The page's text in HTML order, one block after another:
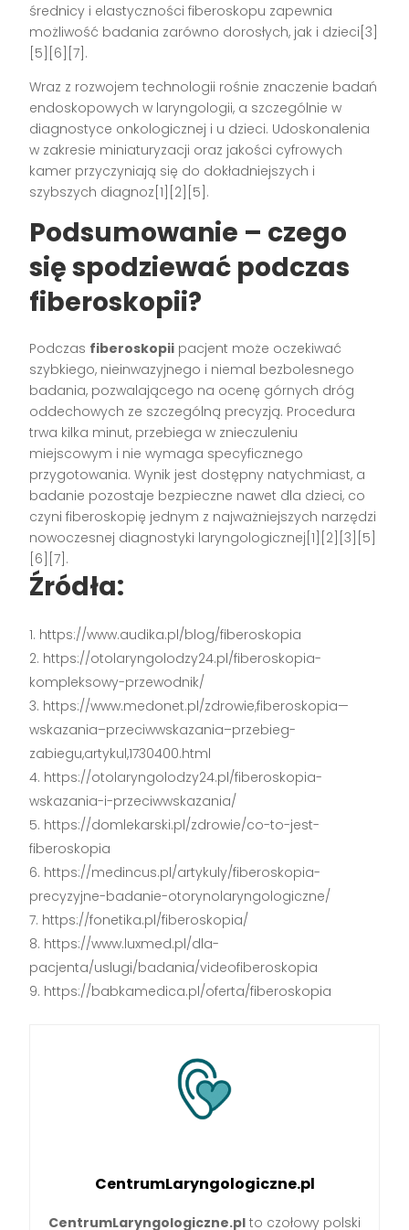
średnicy i elastyczności fiberoskopu zapewnia
możliwość badania zarówno dorosłych, jak i dzieci[3]
[5][6][7].
Wraz z rozwojem technologii rośnie znaczenie badań
endoskopowych w laryngologii, a szczególnie w
diagnostyce onkologicznej i u dzieci. Udoskonalenia
w zakresie miniaturyzacji oraz jakości cyfrowych
kamer przyczyniają się do dokładniejszych i
szybszych diagnoz[1][2][5].
Podsumowanie – czego
się spodziewać podczas
fiberoskopii?
Podczas fiberoskopii pacjent może oczekiwać
szybkiego, nieinwazyjnego i niemal bezbolesnego
badania, pozwalającego na ocenę górnych dróg
oddechowych ze szczególną precyzją. Procedura
trwa kilka minut, przebiega w znieczuleniu
miejscowym i nie wymaga specyficznego
przygotowania. Wynik jest dostępny natychmiast, a
badanie pozostaje bezpieczne nawet dla dzieci, co
czyni fiberoskopię jednym z najważniejszych narzędzi
nowoczesnej diagnostyki laryngologicznej[1][2][3][5]
[6][7].
Źródła:
https://www.audika.pl/blog/fiberoskopia
https://otolaryngolodzy24.pl/fiberoskopia-
kompleksowy-przewodnik/
https://www.medonet.pl/zdrowie,fiberoskopia—
wskazania–przeciwwskazania–przebieg-
zabiegu,artykul,1730400.html
https://otolaryngolodzy24.pl/fiberoskopia-
wskazania-i-przeciwwskazania/
https://domlekarski.pl/zdrowie/co-to-jest-
fiberoskopia
https://medincus.pl/artykuly/fiberoskopia-
precyzyjne-badanie-otorynolaryngologiczne/
https://fonetika.pl/fiberoskopia/
https://www.luxmed.pl/dla-
pacjenta/uslugi/badania/videofiberoskopia
https://babkamedica.pl/oferta/fiberoskopia
CentrumLaryngologiczne.pl
CentrumLaryngologiczne.pl to czołowy polski